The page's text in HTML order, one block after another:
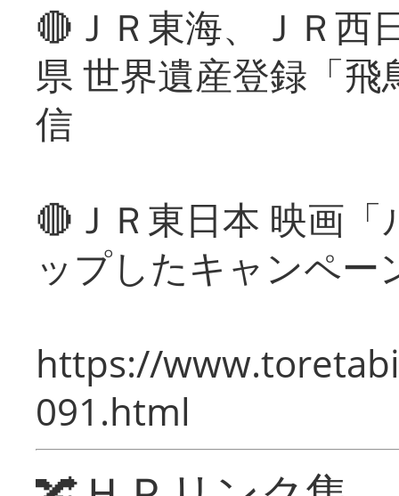
🔴ＪＲ東海、ＪＲ西
県 世界遺産登録「
信
🔴ＪＲ東日本 映画
ップしたキャンペー
https://
091.html